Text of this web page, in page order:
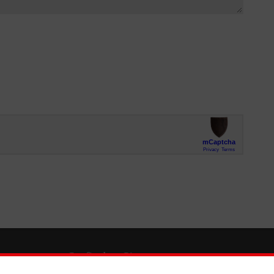
So finden Sie uns